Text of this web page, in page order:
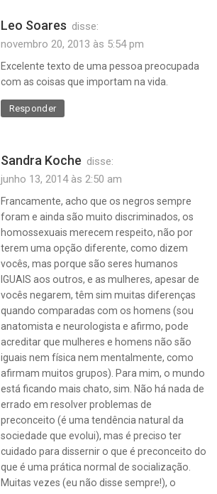
Leo Soares disse:
novembro 20, 2013 às 5:54 pm
Excelente texto de uma pessoa preocupada
com as coisas que importam na vida.
Responder
Sandra Koche disse:
junho 13, 2014 às 2:50 am
Francamente, acho que os negros sempre
foram e ainda são muito discriminados, os
homossexuais merecem respeito, não por
terem uma opção diferente, como dizem
vocês, mas porque são seres humanos
IGUAIS aos outros, e as mulheres, apesar de
vocês negarem, têm sim muitas diferenças
quando comparadas com os homens (sou
anatomista e neurologista e afirmo, pode
acreditar que mulheres e homens não são
iguais nem física nem mentalmente, como
afirmam muitos grupos). Para mim, o mundo
está ficando mais chato, sim. Não há nada de
errado em resolver problemas de
preconceito (é uma tendência natural da
sociedade que evolui), mas é preciso ter
cuidado para dissernir o que é preconceito do
que é uma prática normal de socialização.
Muitas vezes (eu não disse sempre!), o